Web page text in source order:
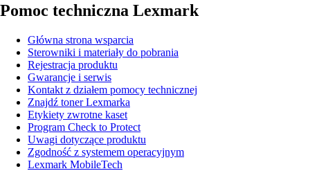
Pomoc techniczna Lexmark
Główna strona wsparcia
Sterowniki i materiały do pobrania
Rejestracja produktu
Gwarancje i serwis
Kontakt z działem pomocy technicznej
Znajdź toner Lexmarka
Etykiety zwrotne kaset
Program Check to Protect
Uwagi dotyczące produktu
Zgodność z systemem operacyjnym
Lexmark MobileTech